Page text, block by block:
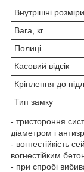
Внутрішні
Вага, кг
Полиці
Касовий відсік
Кріплення до
Тип замку
- тристороння
діаметром і
- вогнестійкість
вогнестійким
- при спробі